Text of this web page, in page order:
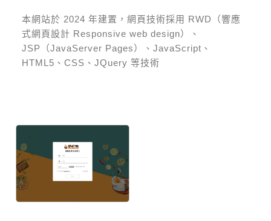
本網站於 2024 年建置，網頁技術採用 RWD（響應
式網頁設計 Responsive web design）、
JSP（JavaServer Pages）、JavaScript、
HTML5、CSS、JQuery 等技術